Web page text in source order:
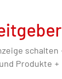
schalten
Produkte